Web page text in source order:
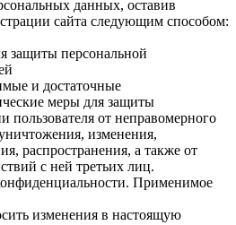
данных, оставив
сайта следующим способом:
защиты персональной
и достаточные
меры для защиты
пользователя от неправомерного
изменения,
распространения, а также от
с ней третьих лиц.
Применимое
изменения в настоящую